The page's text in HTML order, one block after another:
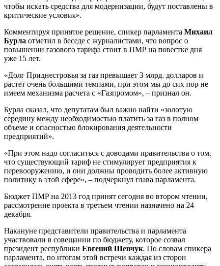
чтобы искать средства для модернизации, будут поставлены в
критические условия».
Комментируя принятое решение, спикер парламента Михаил
Бурла отметил в беседе с журналистами, что вопрос о
повышении газового тарифа стоит в ПМР на повестке дня
уже 15 лет.
«Долг Приднестровья за газ превышает 3 млрд. долларов и
растет очень большими темпами, при этом мы до сих пор не
имеем механизма расчета с «Газпромом», – признал он.
Бурла сказал, что депутатам был важно найти «золотую
середину между необходимостью платить за газ в полном
объеме и опасностью блокирования деятельности
предприятий».
«При этом надо согласиться с доводами правительства о том,
что существующий тариф не стимулирует предприятия к
перевооружению, и они должны проводить более активную
политику в этой сфере», – подчеркнул глава парламента.
Бюджет ПМР на 2013 год принят сегодня во втором чтении,
рассмотрение проекта в третьем чтении назначено на 24
декабря.
Накануне представители правительства и парламента
участвовали в совещании по бюджету, которое созвал
президент республики Евгений Шевчук. По словам спикера
парламента, по итогам этой встречи каждая из сторон